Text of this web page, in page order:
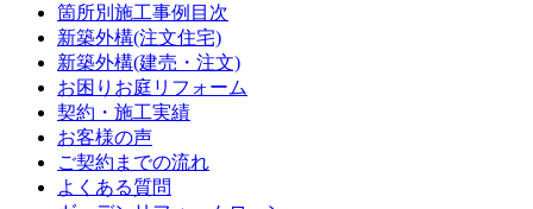
箇所別施工事例目次
新築外構(注文住宅)
新築外構(建売・注文)
お困りお庭リフォーム
契約・施工実績
お客様の声
ご契約までの流れ
よくある質問